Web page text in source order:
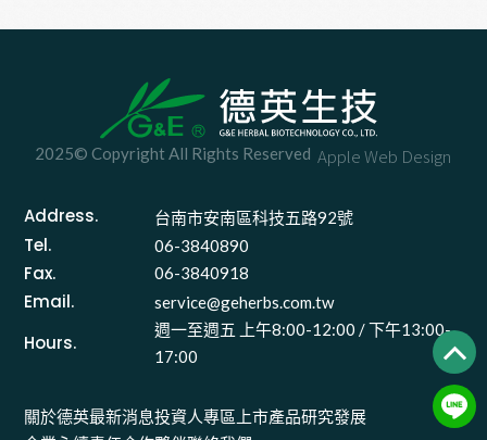
2025© Copyright All Rights Reserved Apple Web Design
Address. 台南市安南區科技五路92號
Tel. 06-3840890
Fax. 06-3840918
Email. service@geherbs.com.tw
Hours.
週一至週五 上午8:00-12:00 / 下午13:00-
17:00
關於德英最新消息投資人專區 上市產品研究發展